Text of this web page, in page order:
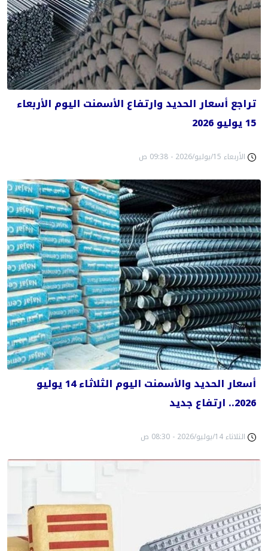
تراجع أسعار الحديد وارتفاع الأسمنت اليوم الأربعاء
15 يوليو 2026
الأربعاء 15/يوليو/2026 - 09:38 ص
أسعار الحديد والأسمنت اليوم الثلاثاء 14 يوليو
2026.. ارتفاع جديد
الثلاثاء 14/يوليو/2026 - 08:30 ص